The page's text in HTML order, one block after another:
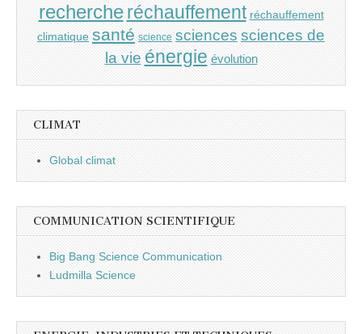
recherche réchauffement réchauffement
climatique santé science sciences sciences de
la vie énergie évolution
CLIMAT
Global climat
COMMUNICATION SCIENTIFIQUE
Big Bang Science Communication
Ludmilla Science